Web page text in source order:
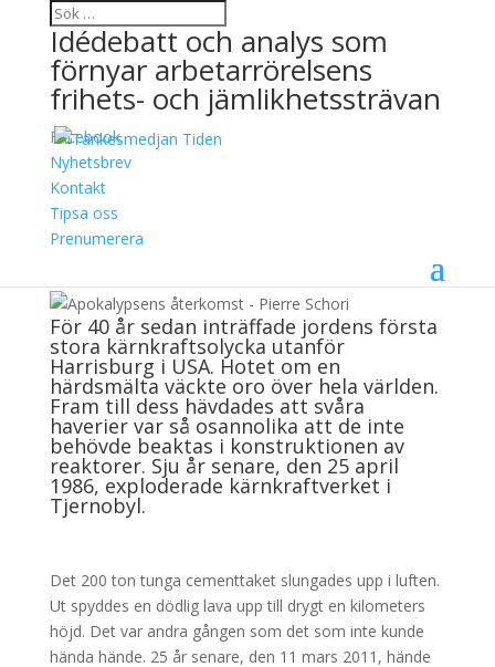
Idédebatt och analys som
förnyar arbetarrörelsens
frihets- och jämlikhetssträvan
Facebook
Nyhetsbrev
Kontakt
Tipsa oss
Prenumerera
Apokalypsens återkomst
19 juni, 2019
Pierre Schori
För 40 år sedan inträffade jordens första
stora kärnkraftsolycka utanför
Harrisburg i USA. Hotet om en
härdsmälta väckte oro över hela världen.
Fram till dess hävdades att svåra
haverier var så osannolika att de inte
behövde beaktas i konstruktionen av
reaktorer. Sju år senare, den 25 april
1986, exploderade kärnkraftverket i
Tjernobyl.
Det 200 ton tunga cementtaket slungades upp i luften.
Ut spyddes en dödlig lava upp till drygt en kilometers
höjd. Det var andra gången som det som inte kunde
hända hände. 25 år senare, den 11 mars 2011, hände